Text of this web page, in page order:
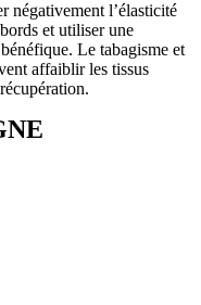
négativement l’élasticité
et utiliser une
Le tabagisme et
affaiblir les tissus